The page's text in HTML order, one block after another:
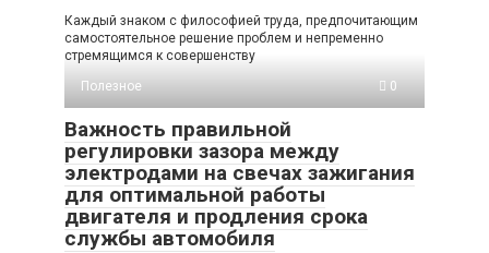
Каждый знаком с философией труда, предпочитающим
самостоятельное решение проблем и непременно
стремящимся к совершенству
Полезное
0
Важность правильной
регулировки зазора между
электродами на свечах зажигания
для оптимальной работы
двигателя и продления срока
службы автомобиля